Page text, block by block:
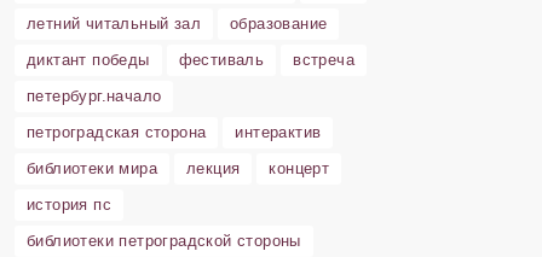
летний читальный зал
образование
диктант победы
фестиваль
встреча
петербург.начало
петроградская сторона
интерактив
библиотеки мира
лекция
концерт
история пс
библиотеки петроградской стороны